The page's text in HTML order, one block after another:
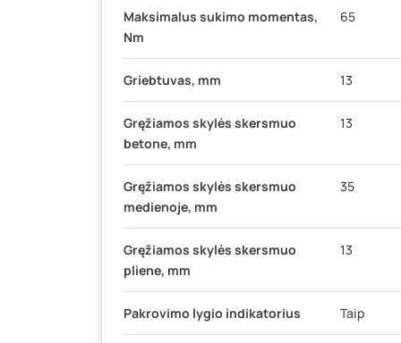
Maksimalus sukimo momentas,
Nm
65
Griebtuvas, mm 13
Gręžiamos skylės skersmuo
betone, mm
13
Gręžiamos skylės skersmuo
medienoje, mm
35
Gręžiamos skylės skersmuo
pliene, mm
13
Pakrovimo lygio indikatorius Taip